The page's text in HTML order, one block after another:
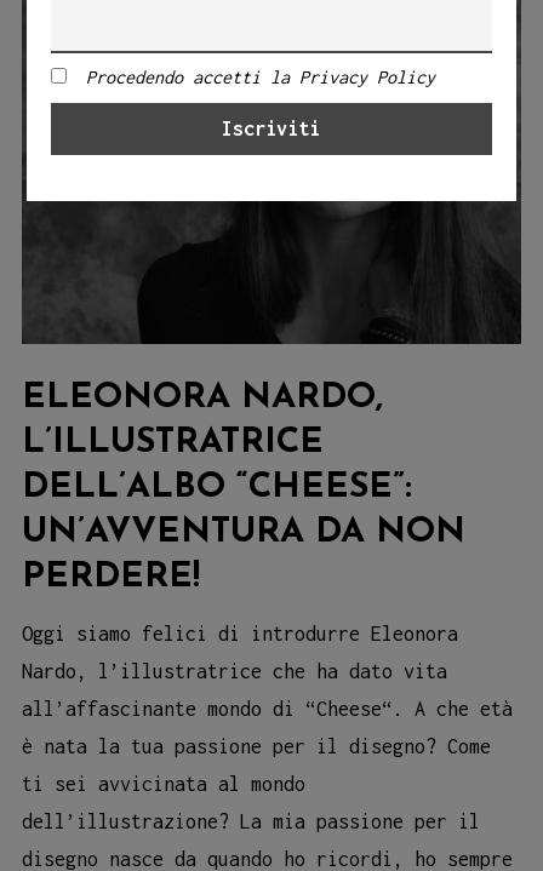
ELEONORA NARDO,
L’ILLUSTRATRICE
DELL’ALBO “CHEESE”:
UN’AVVENTURA DA NON
PERDERE!
Oggi siamo felici di introdurre Eleonora
Nardo, l’illustratrice che ha dato vita
all’affascinante mondo di “Cheese“. A che età
è nata la tua passione per il disegno? Come
ti sei avvicinata al mondo
dell’illustrazione? La mia passione per il
disegno nasce da quando ho ricordi, ho sempre
Procedendo accetti la Privacy Policy